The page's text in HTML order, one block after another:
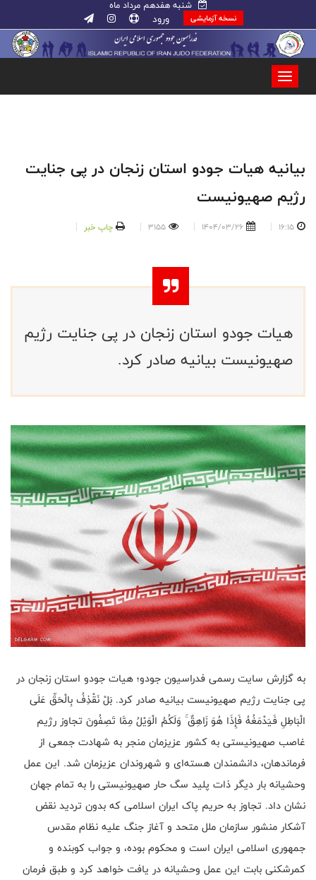
شنبه هفدهم مرداد ماه
نسخه آزمایشی ورود
بیانیه هیات جودو استان زنجان در پی جنایت
رژیم صهیونیست
16:15
1404/03/26
3155 چاپ خبر
هیات جودو استان زنجان در پی جنایت رژیم
صهیونیست بیانیه صادر کرد.
به گزارش سایت رسمی فدراسیون جودو؛ هیات جودو استان زنجان در
پی جنایت رژیم صهیونیست بیانیه صادر کرد. بَلْ نَقْذِفُ بِالْحَقِّ عَلَى
الْبَاطِلِ فَيَدْمَغُهُ فَإِذَا هُوَ زَاهِقٌ ۚ وَلَكُمُ الْوَيْلُ مِمَّا تَصِفُونَ تجاوز رژیم
غاصب صهیونیستی به کشور عزیزمان منجر به شهادت جمعی از
فرماندهان، دانشمندان هسته‌ای و شهروندان عزیزمان شد. این عمل
وحشیانه بار دیگر ذات پلید سگ حار صهیونیستی را به تمام جهان
نشان داد. تجاوز به حریم پاک ایران اسلامی که بدون تردید نقض
آشکار منشور سازمان ملل متحد و آغاز جنگ علیه نظام مقدس
جمهوری اسلامی ایران است و محکوم بوده، و جواب کوبنده و
کمرشکنی بابت این عمل وحشیانه در یافت خواهد کرد و طبق فرمان